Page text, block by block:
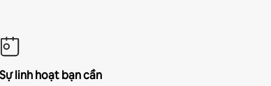
Sự linh hoạt bạn cần